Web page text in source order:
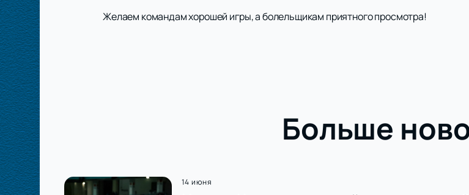
Желаем командам хорошей игры, а болельщикам приятного просмотра!
Больше
14 июня